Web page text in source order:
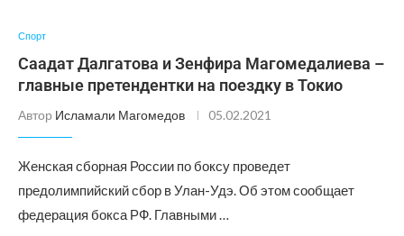
Спорт
Саадат Далгатова и Зенфира Магомедалиева –
главные претендентки на поездку в Токио
Автор Исламали Магомедов 05.02.2021
Женская сборная России по боксу проведет
предолимпийский сбор в Улан-Удэ. Об этом сообщает
федерация бокса РФ. Главными …